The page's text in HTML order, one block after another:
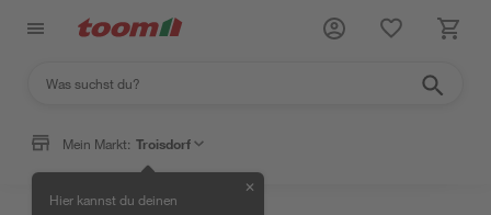
Mein Markt: Troisdorf
Hier kannst du deinen
✕